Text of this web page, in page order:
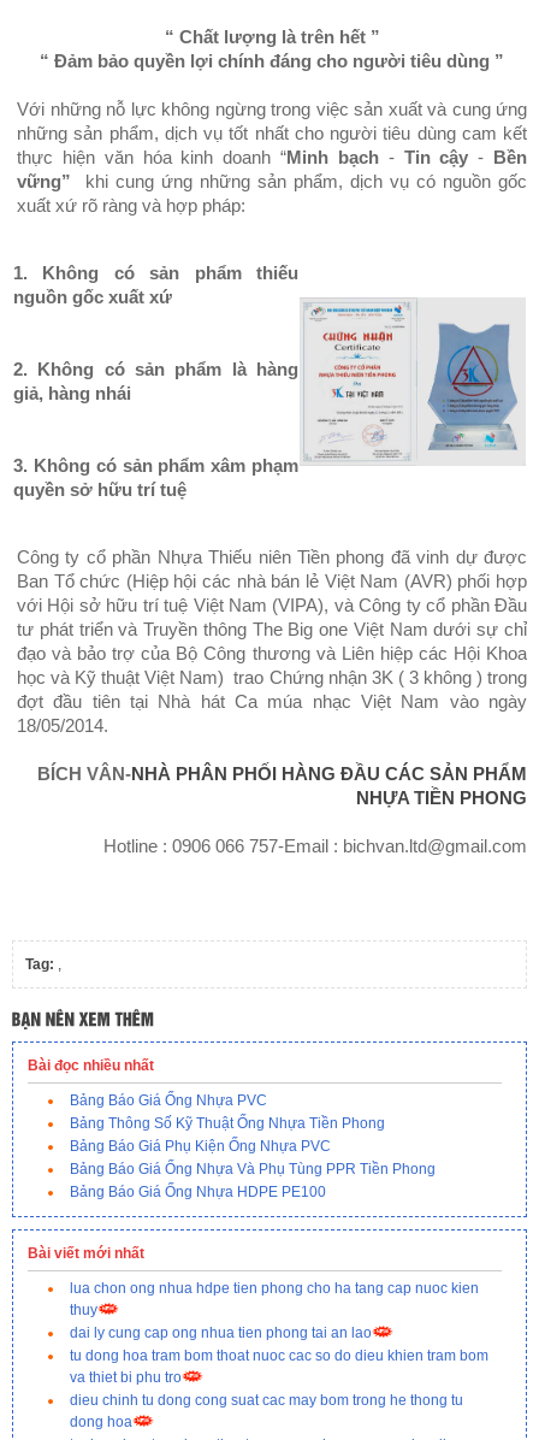
“ Chất lượng là trên hết ”
“ Đảm bảo quyền lợi chính đáng cho người tiêu dùng ”
Với những nỗ lực không ngừng trong việc sản xuất và cung ứng
những sản phẩm, dịch vụ tốt nhất cho người tiêu dùng cam kết
thực hiện văn hóa kinh doanh “Minh bạch- Tin cậy - Bền
vững” khi cung ứng những sản phẩm, dịch vụ có nguồn gốc
xuất xứ rõ ràng và hợp pháp:
1. Không có sản phẩm thiếu
nguồn gốc xuất xứ
2. Không có sản phẩm là hàng
giả, hàng nhái
3. Không có sản phẩm xâm phạm
quyền sở hữu trí tuệ
Công ty cổ phần Nhựa Thiếu niên Tiền phong đã vinh dự được
Ban Tổ chức (Hiệp hội các nhà bán lẻ Việt Nam (AVR) phối hợp
với Hội sở hữu trí tuệ Việt Nam (VIPA), và Công ty cổ phần Đầu
tư phát triển và Truyền thông The Big one Việt Nam dưới sự chỉ
đạo và bảo trợ của Bộ Công thương và Liên hiệp các Hội Khoa
học và Kỹ thuật Việt Nam) trao Chứng nhận 3K ( 3 không ) trong
đợt đầu tiên tại Nhà hát Ca múa nhạc Việt Nam vào ngày
18/05/2014.
BÍCH VÂN-NHÀ PHÂN PHỐI HÀNG ĐẦU CÁC SẢN PHẨM
NHỰA TIỀN PHONG
Hotline : 0906 066 757-Email : bichvan.ltd@gmail.com
Tag: ,
Bài đọc nhiều nhất
Bảng Báo Giá Ống Nhựa PVC
Bảng Thông Số Kỹ Thuật Ống Nhựa Tiền Phong
Bảng Báo Giá Phụ Kiện Ống Nhựa PVC
Bảng Báo Giá Ống Nhựa Và Phụ Tùng PPR Tiền Phong
Bảng Báo Giá Ống Nhựa HDPE PE100
Bài viết mới nhất
lua chon ong nhua hdpe tien phong cho ha tang cap nuoc kien
thuy
dai ly cung cap ong nhua tien phong tai an lao
tu dong hoa tram bom thoat nuoc cac so do dieu khien tram bom
va thiet bi phu tro
dieu chinh tu dong cong suat cac may bom trong he thong tu
dong hoa